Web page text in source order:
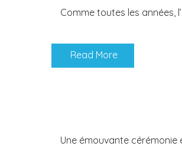
Comme toutes les années,
Read More
Une émouvante cérémonie